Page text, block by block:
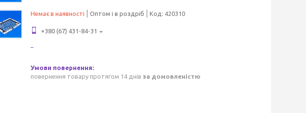
Немає в наявності Оптом і в роздріб Код: 420310
+380 (67) 431-84-31
повернення товару протягом 14 днів за домовленістю